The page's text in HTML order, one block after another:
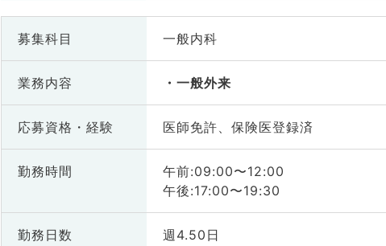
募集科目 一般内科
業務内容 一般外来
応募資格・ 経験 医師免許、保険医登録済
勤務時間
午前:09:00〜12:00
午後:17:00〜19:30
勤務日数 週4.50日